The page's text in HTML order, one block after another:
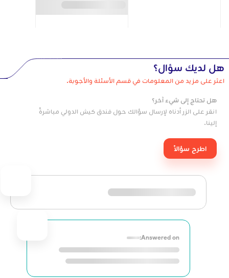
هل لديك سؤال؟
اعثر على مزيد من المعلومات في قسم الأسئلة والأجوبة.
هل تحتاج إلى شيء آخر؟
انقر على الزر أدناه لإرسال سؤالك حول فندق كيش الدولي مباشرةً
إلينا.
اطرح سؤالاً
Answered on: